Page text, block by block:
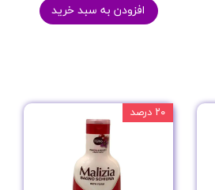
افزودن به سبد خرید
۲۰ درصد